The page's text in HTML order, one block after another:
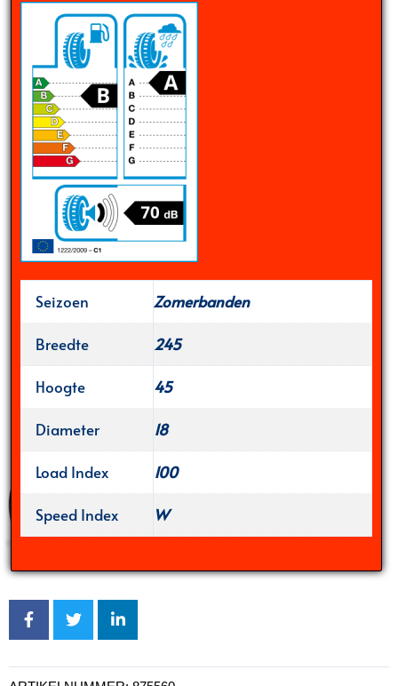
Seizoen
Zomerbanden
Breedte
245
Hoogte
45
Diameter
18
Load Index
100
Speed Index
W